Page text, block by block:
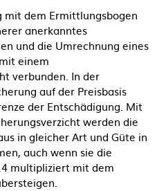
dem Ermittlungsbogen
anerkanntes
und die Umrechnung eines
einem
verbunden. In der
auf der Preisbasis
der Entschädigung. Mit
werden die
in gleicher Art und Güte in
auch wenn sie die
multipliziert mit dem